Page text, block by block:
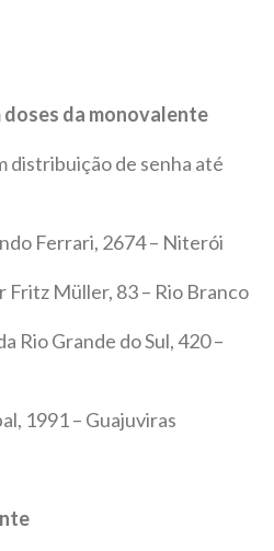
doses da monovalente
distribuição de senha até
Ferrari, 2674 – Niterói
Fritz Müller, 83 – Rio Branco
Rio Grande do Sul, 420 –
1991 – Guajuviras